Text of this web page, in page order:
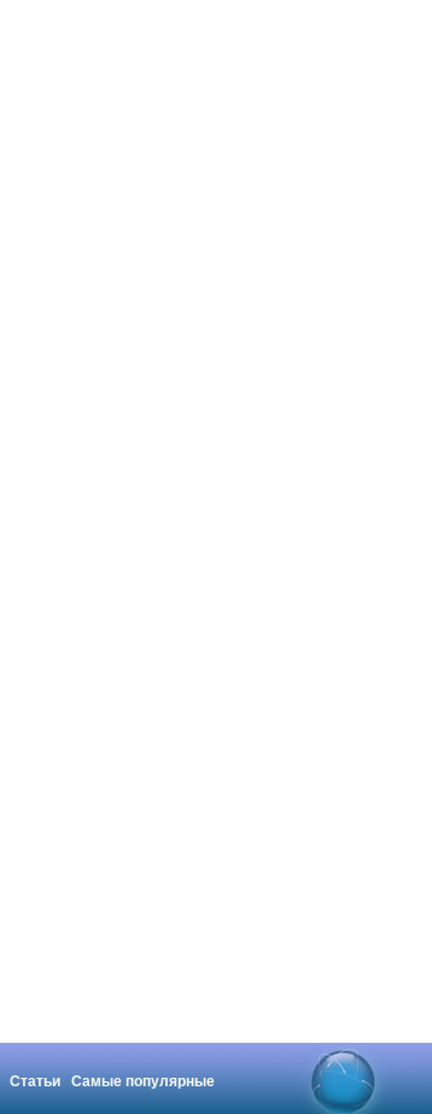
Статьи
Самые популярные